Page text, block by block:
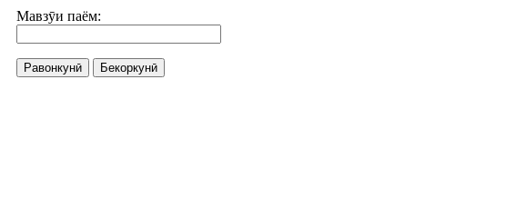
Мавзӯи паём:
Равонкунӣ Бекоркунӣ